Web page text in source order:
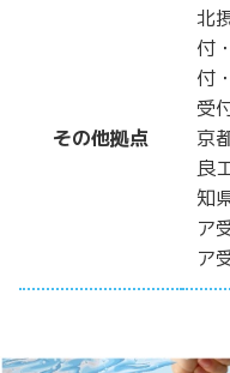
その他拠点
北
付
付
受
京
良
知
ア
ア